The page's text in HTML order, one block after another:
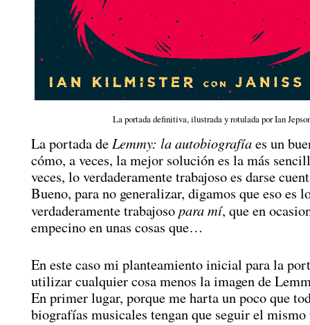
La portada definitiva, ilustrada y rotulada por Ian
La portada de Lemmy: la autobiografíaes un
cómo, a veces, la mejor solución es la más
veces, lo verdaderamente trabajoso es darse
Bueno, para no generalizar, digamos que eso es
verdaderamente trabajosopara mí, que en
empecino en unas cosas que…
En este caso mi planteamiento inicial para la
utilizar cualquier cosa menos la imagen de
En primer lugar, porque me harta un poco que
biografías musicales tengan que seguir el mismo